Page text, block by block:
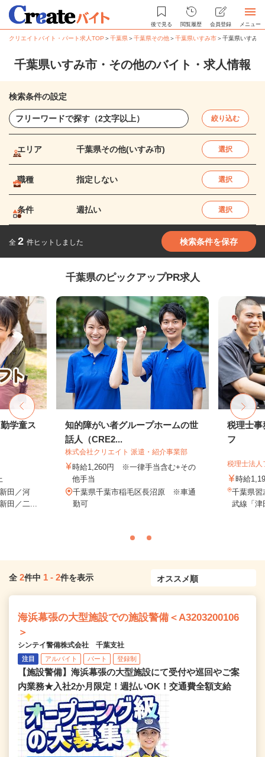
後で見る 閲覧履歴 会員登録 メニュー
クリエイトバイト・パート求人TOP ＞千葉県＞千葉県その他＞千葉県いすみ市＞千葉県いすみ
千葉県いすみ市・その他のバイト・求人情報
検索条件の設定
絞り込む
エリア 千葉県その他(いすみ市) 選択
職種 指定しない 選択
条件 週払い 選択
全 2 件ヒットしました 検索条件を保存
千葉県のピックアップPR求人
学童ス
田／河
田／二...
知的障がい者グループホームの世
話人（CRE2...
株式会社クリエイト 派遣・紹介事業部
時給1,260円 ※一律手当含む+その
他手当
千葉県千葉市稲毛区長沼原 ※車通
勤可
税理士事
フ
税理士法人
時給
千葉県習
武線「津
全 2件中 1 - 2件を表示
海浜幕張の大型施設での施設警備＜A3203200106
＞
シンテイ警備株式会社 千葉支社
注目 アルバイト パート 登録制
【施設警備】海浜幕張の大型施設にて受付や巡回やご案
内業務★入社2か月限定！週払いOK！交通費全額支給